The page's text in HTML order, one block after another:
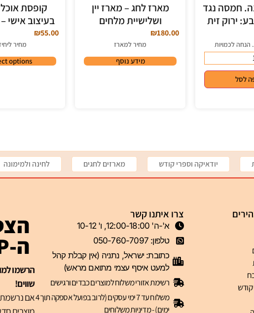
חמסה נגד
ירוק זית
הנחה לכמויות
לסל
מארז לחג – מארז יין
ושלישיית מלחים
₪180.00
מחיר למארז
מידע נוסף
קופסת אוכל
בעיצוב אישי
₪55.00
מחיר
options
יודאיקה וספרי קודש מארזים לחגים לחינה ולמימונה
קודש
צרו איתנו קשר
א'-ה' 12:00-18:00, ו' 10-12
טלפון: 050-760-7097
כתובת: ישראל, נתניה (אין קבלת קהל
למעט איסף עצמי מתואם מראש)
רשימת אזורי משלוח למוצרים כבדים ורגישים
משלוח עד 7 ימי עסקים (לרוב בפועל אספקה תוך 4
ימים) - מדיניות משלוחים
ה-VIP שלנו!
שווים!
אם